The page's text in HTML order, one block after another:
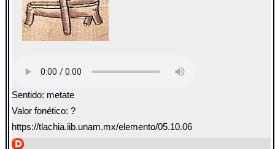
Sentido: metate
Valor fonético: ?
https://tlachia.iib.unam.mx/elemento/05.10.06